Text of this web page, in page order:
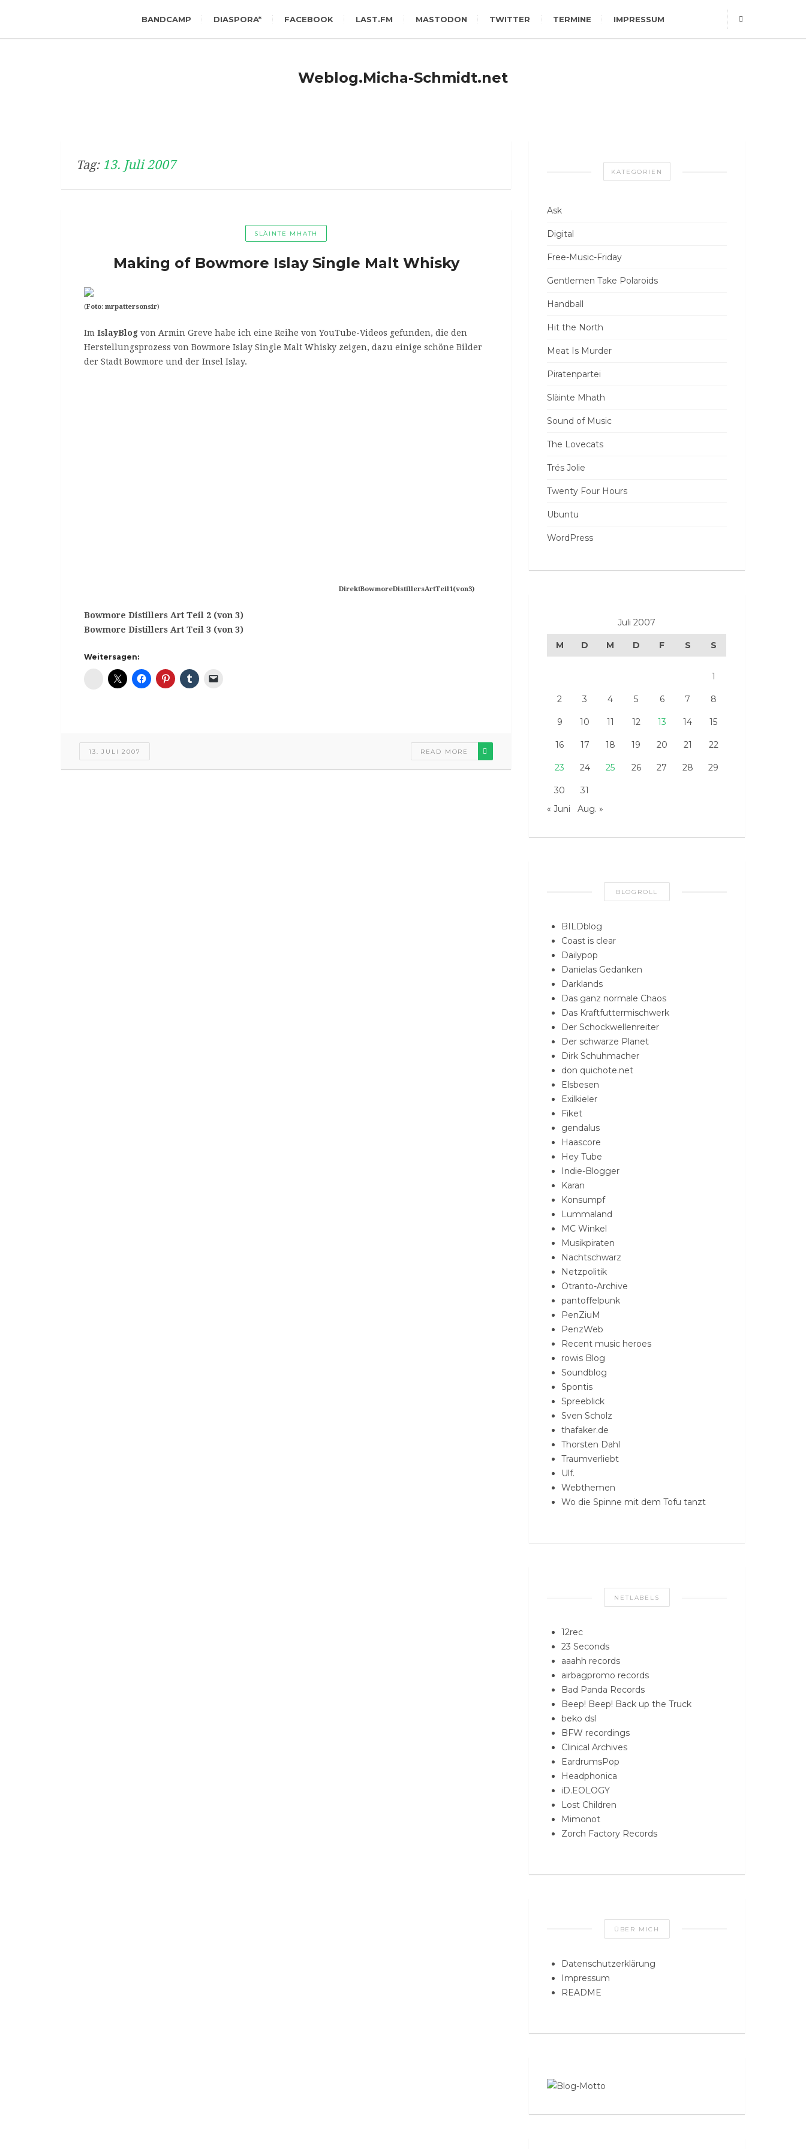
BANDCAMP DIASPORA* FACEBOOK LAST.FM MASTODON TWITTER TERMINE IMPRESSUM
Weblog.Micha-Schmidt.net
Tag: 13. Juli 2007
SLÀINTE MHATH
Making of Bowmore Islay Single Malt Whisky
(Foto: mrpattersonsir)
Im IslayBlogvon Armin Greve habe ich eine Reihe von YouTube-Videos gefunden, die den
Herstellungsprozess von Bowmore Islay Single Malt Whisky zeigen, dazu einige schöne Bilder
der Stadt Bowmore und der Insel Islay.
DirektBowmoreDistillersArtTeil1(von3)
Bowmore Distillers Art Teil 2 (von 3)
Bowmore Distillers Art Teil 3 (von 3)
Weitersagen:
Diaspora*
13. JULI 2007 READ MORE
KATEGORIEN
Ask
Digital
Free-Music-Friday
Gentlemen Take Polaroids
Handball
Hit the North
Meat Is Murder
Piratenpartei
Slàinte Mhath
Sound of Music
The Lovecats
Trés Jolie
Twenty Four Hours
Ubuntu
WordPress
Juli 2007
M D M D F S S
1
2 3 4 5 6 7 8
9 10 11 12 13 14 15
16 17 18 19 20 21 22
23 24 25 26 27 28 29
30
31
« Juni
Aug. »
BLOGROLL
BILDblog
Coast is clear
Dailypop
Danielas Gedanken
Darklands
Das ganz normale Chaos
Das Kraftfuttermischwerk
Der Schockwellenreiter
Der schwarze Planet
Dirk Schuhmacher
don quichote.net
Elsbesen
Exilkieler
Fiket
gendalus
Haascore
Hey Tube
Indie-Blogger
Karan
Konsumpf
Lummaland
MC Winkel
Musikpiraten
Nachtschwarz
Netzpolitik
Otranto-Archive
pantoffelpunk
PenZiuM
PenzWeb
Recent music heroes
rowis Blog
Soundblog
Spontis
Spreeblick
Sven Scholz
thafaker.de
Thorsten Dahl
Traumverliebt
Ulf.
Webthemen
Wo die Spinne mit dem Tofu tanzt
NETLABELS
12rec
23 Seconds
aaahh records
airbagpromo records
Bad Panda Records
Beep! Beep! Back up the Truck
beko dsl
BFW recordings
Clinical Archives
EardrumsPop
Headphonica
iD.EOLOGY
Lost Children
Mimonot
Zorch Factory Records
ÜBER MICH
Datenschutzerklärung
Impressum
README